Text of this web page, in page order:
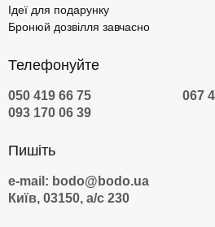
Ідеї для подарунку
Бронюй дозвілля завчасно
Телефонуйте
050 419 66 75
067
093 170 06 39
Пишіть
e-mail: bodo@bodo.ua
Київ, 03150, а/с 230